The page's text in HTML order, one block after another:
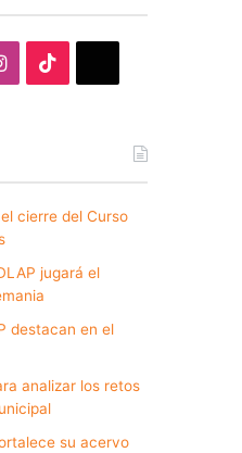
Instagram
cierre del Curso
jugará el
destacan en el
analizar los retos
su acervo